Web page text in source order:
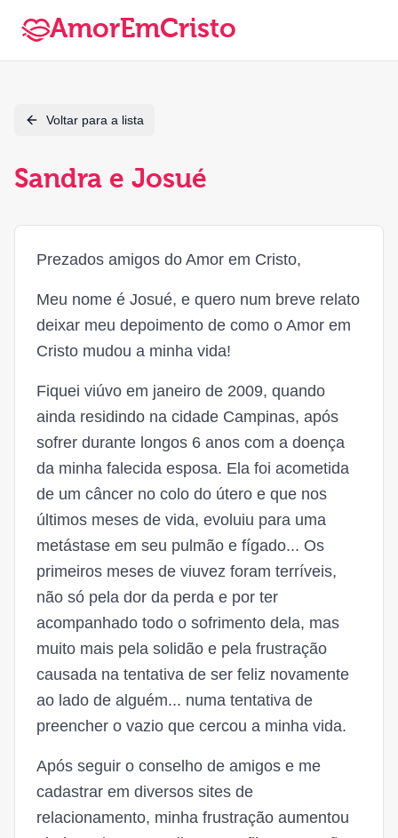
AmorEmCristo
Voltar para a lista
Sandra e Josué
Prezados amigos do Amor em Cristo,
Meu nome é Josué, e quero num breve relato
deixar meu depoimento de como o Amor em
Cristo mudou a minha vida!
Fiquei viúvo em janeiro de 2009, quando
ainda residindo na cidade Campinas, após
sofrer durante longos 6 anos com a doença
da minha falecida esposa. Ela foi acometida
de um câncer no colo do útero e que nos
últimos meses de vida, evoluiu para uma
metástase em seu pulmão e fígado... Os
primeiros meses de viuvez foram terríveis,
não só pela dor da perda e por ter
acompanhado todo o sofrimento dela, mas
muito mais pela solidão e pela frustração
causada na tentativa de ser feliz novamente
ao lado de alguém... numa tentativa de
preencher o vazio que cercou a minha vida.
Após seguir o conselho de amigos e me
cadastrar em diversos sites de
relacionamento, minha frustração aumentou